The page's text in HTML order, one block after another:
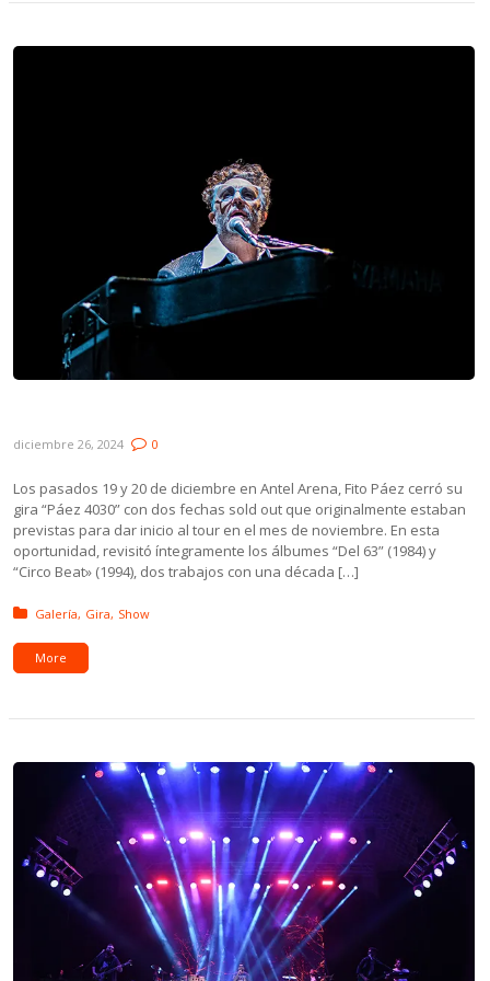
diciembre 26, 2024 0
Los pasados 19 y 20 de diciembre en Antel Arena, Fito Páez cerró su
gira “Páez 4030” con dos fechas sold out que originalmente estaban
previstas para dar inicio al tour en el mes de noviembre. En esta
oportunidad, revisitó íntegramente los álbumes “Del 63” (1984) y
“Circo Beat» (1994), dos trabajos con una década […]
Posted in:
Galería Gira Show
More